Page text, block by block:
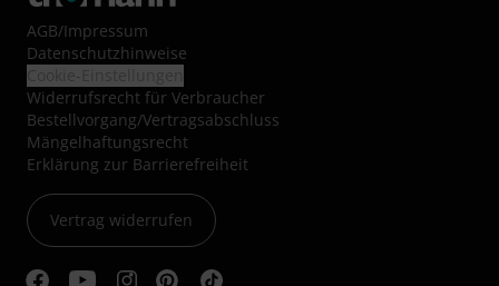
AGB/Impressum
Datenschutzhinweise
Widerrufsrecht für Verbraucher
Bestellvorgang/Vertragsabschluss
Mängelhaftungsrecht
Erklärung zur Barrierefreiheit
Vertrag widerrufen